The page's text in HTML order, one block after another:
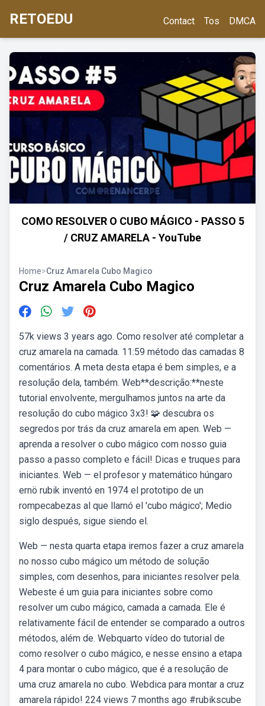
RETOEDU Contact Tos DMCA
COMO RESOLVER O CUBO MÁGICO - PASSO 5
/ CRUZ AMARELA - YouTube
Home>Cruz Amarela Cubo Magico
Cruz Amarela Cubo Magico
57k views 3 years ago. Como resolver até completar a
cruz amarela na camada. 11:59 método das camadas 8
comentários. A meta desta etapa é bem simples, e a
resolução dela, também. Web**descrição:**neste
tutorial envolvente, mergulhamos juntos na arte da
resolução do cubo mágico 3x3! 🧩 descubra os
segredos por trás da cruz amarela em apen. Web —
aprenda a resolver o cubo mágico com nosso guia
passo a passo completo e fácil! Dicas e truques para
iniciantes. Web — el profesor y matemático húngaro
ernö rubik inventó en 1974 el prototipo de un
rompecabezas al que llamó el 'cubo mágico'; Medio
siglo después, sigue siendo el.
Web — nesta quarta etapa iremos fazer a cruz amarela
no nosso cubo mágico um método de solução
simples, com desenhos, para iniciantes resolver pela.
Webeste é um guia para iniciantes sobre como
resolver um cubo mágico, camada a camada. Ele é
relativamente fácil de entender se comparado a outros
métodos, além de. Webquarto vídeo do tutorial de
como resolver o cubo mágico, e nesse ensino a etapa
4 para montar o cubo mágico, que é a resolução de
uma cruz amarela no cubo. Webdica para montar a cruz
amarela rápido! 224 views 7 months ago #rubikscube